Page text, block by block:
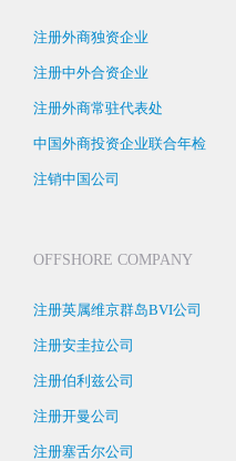
注册外商独资企业
注册中外合资企业
注册外商常驻代表处
中国外商投资企业联合年检
注销中国公司
OFFSHORE COMPANY
注册英属维京群岛BVI公司
注册安圭拉公司
注册伯利兹公司
注册开曼公司
注册塞舌尔公司